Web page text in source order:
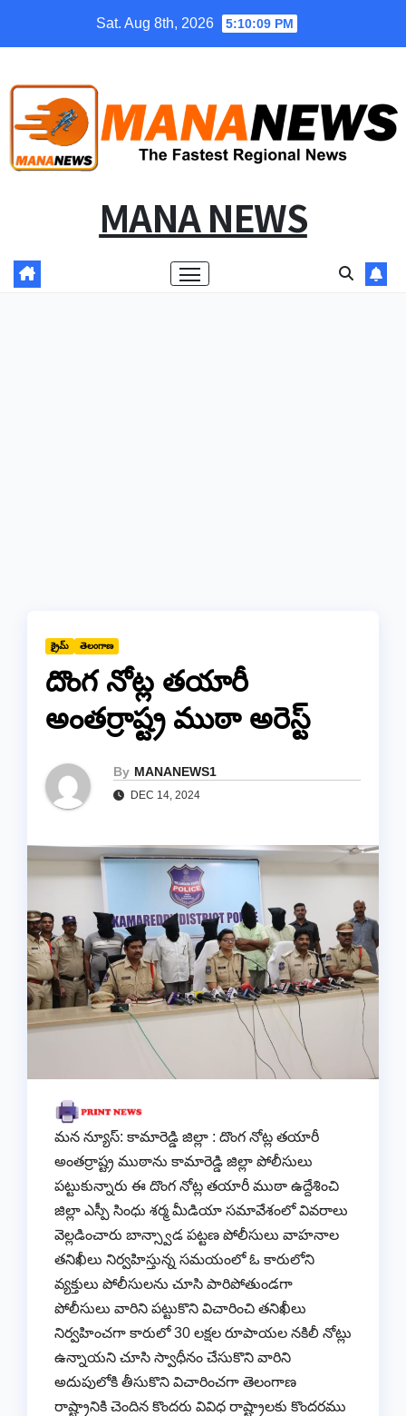
Sat. Aug 8th, 2026 5:10:10 PM
MANA NEWS
క్రైమ్ తెలంగాణ
దొంగ నోట్ల తయారీ
అంతర్రాష్ట్ర ముఠా అరెస్ట్
By MANANEWS1
DEC 14, 2024
మన న్యూస్: కామారెడ్డి జిల్లా : దొంగ నోట్ల తయారీ
అంతర్రాష్ట్ర ముఠాను కామారెడ్డి జిల్లా పోలీసులు
పట్టుకున్నారు ఈ దొంగ నోట్ల తయారీ ముఠా ఉద్దేశించి
జిల్లా ఎస్పీ సింధు శర్మ మీడియా సమావేశంలో వివరాలు
వెల్లడించారు బాన్స్వాడ పట్టణ పోలీసులు వాహనాల
తనిఖీలు నిర్వహిస్తున్న సమయంలో ఓ కారులోని
వ్యక్తులు పోలీసులను చూసి పారిపోతుండగా
పోలీసులు వారిని పట్టుకొని విచారించి తనిఖీలు
నిర్వహించగా కారులో 30 లక్షల రూపాయల నకిలీ నోట్లు
ఉన్నాయని చూసి స్వాధీనం చేసుకొని వారిని
అదుపులోకి తీసుకొని విచారించగా తెలంగాణ
రాష్ట్రానికి చెందిన కొందరు వివిధ రాష్ట్రాలకు కొందరము